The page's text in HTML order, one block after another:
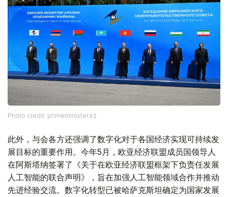
Photo credit: primeminister.kz
此外，与会各方还强调了数字化对于各国经济实现可持续发
展目标的重要作用。今年5月，欧亚经济联盟成员国领导人
在阿斯塔纳签署了《关于在欧亚经济联盟框架下负责任发展
人工智能的联合声明》，旨在加强人工智能领域合作并推动
先进经验交流。数字化转型已被哈萨克斯坦确定为国家发展